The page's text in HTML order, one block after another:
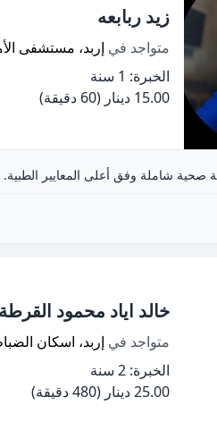
زيد ربابعه
متواجد في إربد، مستشفى
الخبرة: 1 سنة
15.00 دينار
(60 دقيقة)
شاملة وفق أعلى المعايير الطبية.
خالد اياد محمود القرطة
متواجد في إربد، اسكان
الخبرة: 2 سنة
25.00 دينار
(480 دقيقة)